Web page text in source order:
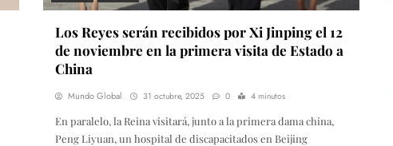
Los Reyes serán recibidos por Xi Jinping el 12
de noviembre en la primera visita de Estado a
China
Mundo Global 31 octubre, 2025 0 4 minutos
En paralelo, la Reina visitará, junto a la primera dama china,
Peng Liyuan, un hospital de discapacitados en Beijing